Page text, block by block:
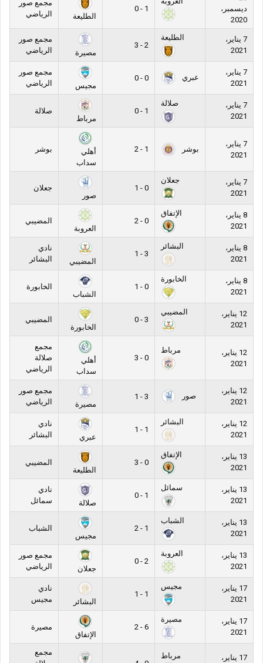
ديسمبر،
2020
1 - 0
الطليعة
مجمع صور
الرياضي
7 يناير،
2021
الطليعة
2 - 3
مصيرة
مجمع صور
الرياضي
7 يناير،
2021
عبري
0 - 0
مجيس
مجمع صور
الرياضي
7 يناير،
2021
صلالة
1 - 0
مرباط
صلالة
7 يناير،
2021
بوشر 1 - 2
أهلي
سداب
بوشر
7 يناير،
2021
جعلان
0 - 1
صور
جعلان
8 يناير،
2021
الإتفاق
0 - 2
العروبة
المضيبي
8 يناير،
2021
البشائر
3 - 1
المضيبي
نادي
البشائر
8 يناير،
2021
الخابورة
0 - 1
الشباب
الخابورة
12 يناير،
2021
المضيبي
3 - 0
الخابورة
المضيبي
12 يناير،
2021
مرباط
0 - 3
أهلي
سداب
مجمع
صلالة
الرياضي
12 يناير،
2021
صور
3 - 1
مصيرة
مجمع صور
الرياضي
12 يناير،
2021
البشائر
1 - 1
عبري
نادي
البشائر
13 يناير،
2021
الإتفاق
0 - 3
الطليعة
المضيبي
13 يناير،
2021
سمائل
1 - 0
صلالة
نادي
سمائل
13 يناير،
2021
الشباب
1 - 2
مجيس
الشباب
13 يناير،
2021
العروبة
2 - 0
جعلان
مجمع صور
الرياضي
17 يناير،
2021
مجيس
1 - 1
البشائر
نادي
مجيس
17 يناير،
2021
مصيرة
6 - 2
الإتفاق
مصيرة
17 يناير،
مرباط
مجمع